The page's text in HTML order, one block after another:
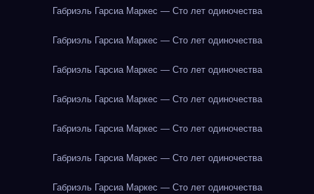
Габриэль Гарсиа Маркес — Сто лет одиночества
Габриэль Гарсиа Маркес — Сто лет одиночества
Габриэль Гарсиа Маркес — Сто лет одиночества
Габриэль Гарсиа Маркес — Сто лет одиночества
Габриэль Гарсиа Маркес — Сто лет одиночества
Габриэль Гарсиа Маркес — Сто лет одиночества
Габриэль Гарсиа Маркес — Сто лет одиночества